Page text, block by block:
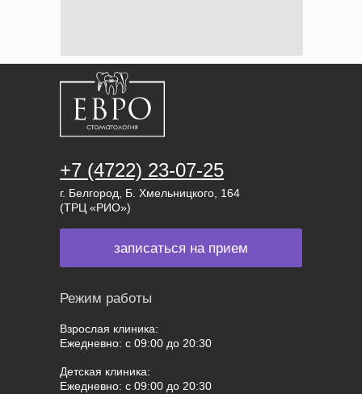
Взрослая клиника:
Ежедневно: с 09:00 до 20:30
Детская клиника:
Ежедневно: с 09:00 до 20:30
Режим работы
г. Белгород, Б. Хмельницкого, 164
(ТРЦ «РИО»)
+7 (4722) 23-07-25
записаться на прием